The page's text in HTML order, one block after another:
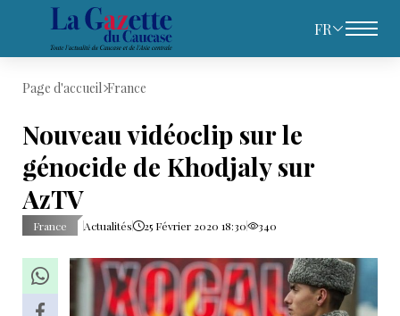
FR
Page d'accueil France
Nouveau vidéoclip sur le
génocide de Khodjaly sur
AzTV
France Actualités 25 Février 2020 18:30 340